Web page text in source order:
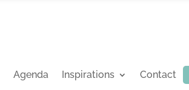
Agenda Inspirations Contact